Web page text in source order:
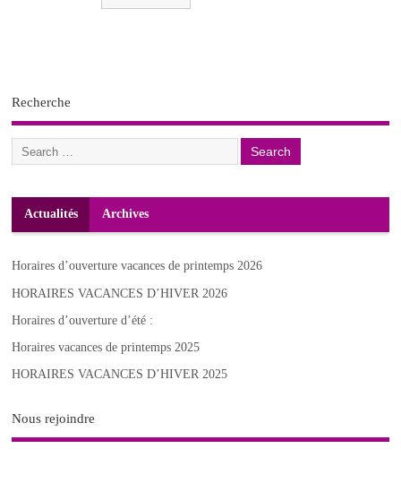
Recherche
Actualités Archives
Horaires d’ouverture vacances de printemps 2026
HORAIRES VACANCES D’HIVER 2026
Horaires d’ouverture d’été :
Horaires vacances de printemps 2025
HORAIRES VACANCES D’HIVER 2025
Nous rejoindre